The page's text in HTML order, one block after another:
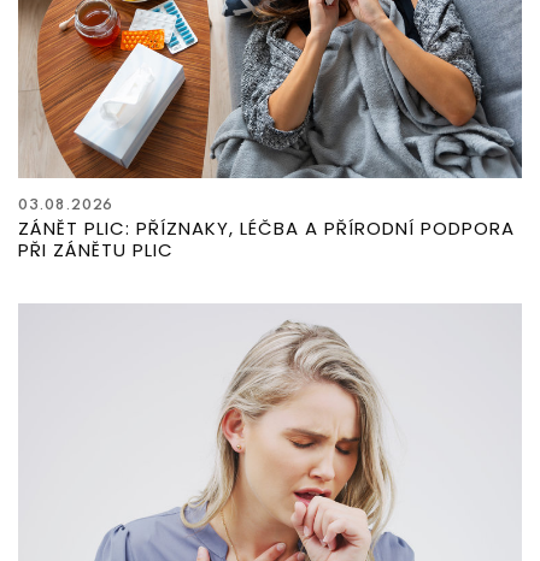
03.08.2026
ZÁNĚT PLIC: PŘÍZNAKY, LÉČBA A PŘÍRODNÍ PODPORA
PŘI ZÁNĚTU PLIC